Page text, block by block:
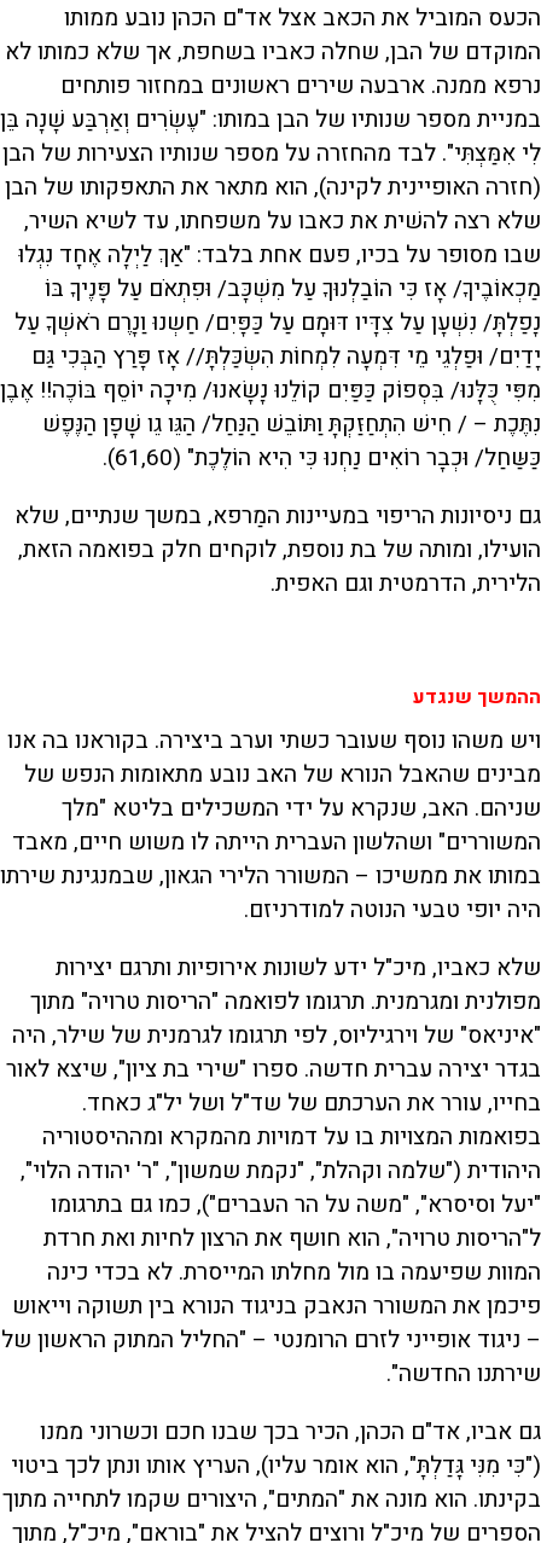
הכעס המוביל את הכאב אצל אד"ם הכהן נובע ממותו
המוקדם של הבן, שחלה כאביו בשחפת, אך שלא כמותו לא
נרפא ממנה. ארבעה שירים ראשונים במחזור פותחים
במניית מספר שנותיו של הבן במותו: "עֶשְׂרִים וְאַרְבַּע שָׁנָה בֵּן
לִי אִמַּצְתִּי". לבד מהחזרה על מספר שנותיו הצעירות של הבן
(חזרה האופיינית לקינה), הוא מתאר את התאפקותו של הבן
שלא רצה להשׁית את כאבו על משפחתו, עד לשיא השיר,
שבו מסופר על בכיו, פעם אחת בלבד: "אַךְ לַיְלָה אֶחָד נִגְלוּ
מַכְאוֹבֶיךָ/ אָז כִּי הוֹבַלְנוּךָ עַל מִשְׁכָּב/ וּפִתְאֹם עַל פָּנֶיךָ בּוֹ
נָפַלְתָּ/ נִשְׁעָן עַל צִדָּיו דּוּמָם עַל כַּפָּיִם/ חַשְנוּ וַנָרֶם רֹאשְׁךָ עַל
יָדַיִם/ וּפַלְגֵי מֵי דִּמְעָה לִמְחוֹת הִשְׂכַּלְתָּ// אָז פָּרַץ הַבְּכִי גַּם
מִפִּי כֻּלָּנוּ/ בִּסְפוֹק כַּפַּיִם קוֹלֵנוּ נָשָׂאנוּ/ מִיכָה יוֹסֵף בּוֹכֶה!! אֶבֶן
נִתֶּכֶת – / חִישׁ הִתְחַזַּקְתָּ וַתּוֹבֵשׁ הַנַּחַל/ הַגֵּו גֵו שָׁפָן הַנֶּפֶשׁ
כַּשַּחַל/ וּכְבָר רוֹאִים נַחְנוּ כִּי הִיא הוֹלֶכֶת" (61,60).
גם ניסיונות הריפוי במעיינות המַרפא, במשך שנתיים, שלא
הועילו, ומותה של בת נוספת, לוקחים חלק בפואמה הזאת,
הלירית, הדרמטית וגם האפית.
ההמשך שנגדע
ויש משהו נוסף שעובר כשתי וערב ביצירה. בקוראנו בה אנו
מבינים שהאבל הנורא של האב נובע מתאומות הנפש של
שניהם. האב, שנקרא על ידי המשכילים בליטא "מלך
המשוררים" ושהלשון העברית הייתה לו משוש חיים, מאבד
במותו את ממשיכו – המשורר הלירי הגאון, שבמנגינת שירתו
היה יופי טבעי הנוטה למודרניזם.
שלא כאביו, מיכ"ל ידע לשונות אירופיות ותרגם יצירות
מפולנית ומגרמנית. תרגומו לפואמה "הריסות טרויה" מתוך
"איניאס" של וירגיליוס, לפי תרגומו לגרמנית של שילר, היה
בגדר יצירה עברית חדשה. ספרו "שירי בת ציון", שיצא לאור
בחייו, עורר את הערכתם של שד"ל ושל יל"ג כאחד.
בפואמות המצויות בו על דמויות מהמקרא ומההיסטוריה
היהודית ("שלמה וקהלת", "נקמת שמשון", "ר' יהודה הלוי",
"יעל וסיסרא", "משה על הר העברים"), כמו גם בתרגומו
ל"הריסות טרויה", הוא חושף את הרצון לחיות ואת חרדת
המוות שפיעמה בו מול מחלתו המייסרת. לא בכדי כינה
פיכמן את המשורר הנאבק בניגוד הנורא בין תשוקה וייאוש
– ניגוד אופייני לזרם הרומנטי – "החליל המתוק הראשון של
שירתנו החדשה".
גם אביו, אד"ם הכהן, הכיר בכך שבנו חכם וכשרוני ממנו
("כִּי מִנִּי גָּדַלְתָּ", הוא אומר עליו), העריץ אותו ונתן לכך ביטוי
בקינתו. הוא מונה את "המתים", היצורים שקמו לתחייה מתוך
הספרים של מיכ"ל ורוצים להציל את "בוראם", מיכ"ל, מתוך